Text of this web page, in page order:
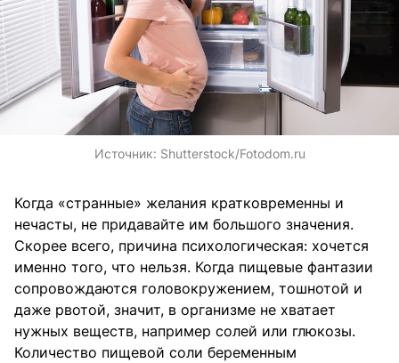
Источник: Shutterstock/Fotodom.ru
Когда «странные» желания кратковременны и
нечасты, не придавайте им большого значения.
Скорее всего, причина психологическая: хочется
именно того, что нельзя. Когда пищевые фантазии
сопровождаются головокружением, тошнотой и
даже рвотой, значит, в организме не хватает
нужных веществ, например солей или глюкозы.
Количество пищевой соли беременным